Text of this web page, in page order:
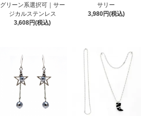
グリーン系選択可｜サー
ジカルステンレス
3,608円(税込)
サリー
3,980円(税込)